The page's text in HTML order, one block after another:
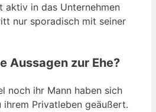
aktiv in das Unternehmen
nur sporadisch mit seiner
Aussagen zur Ehe?
noch ihr Mann haben sich
Privatleben geäußert.